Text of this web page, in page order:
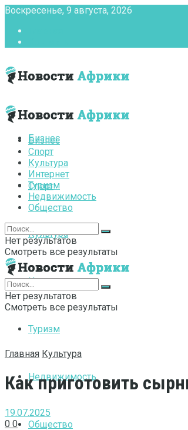
Воскресенье, 9 августа, 2026
Бизнес
Спорт
Культура
Интернет
Туризм
Недвижимость
Общество
Бизнес
Спорт
Культура
Интернет
Туризм
Недвижимость
Общество
Нет результатов
Смотреть все результаты
Нет результатов
Смотреть все результаты
Главная Культура
Как приготовить
19.07.2025
0 0